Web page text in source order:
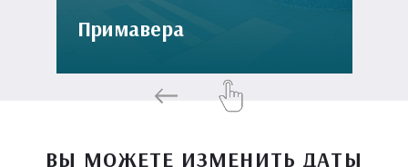
Примавера
ВЫ МОЖЕТЕ ИЗМЕНИТЬ ДАТЫ